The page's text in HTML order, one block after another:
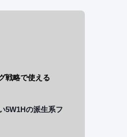
戦略で使える
5W1Hの派生系フ